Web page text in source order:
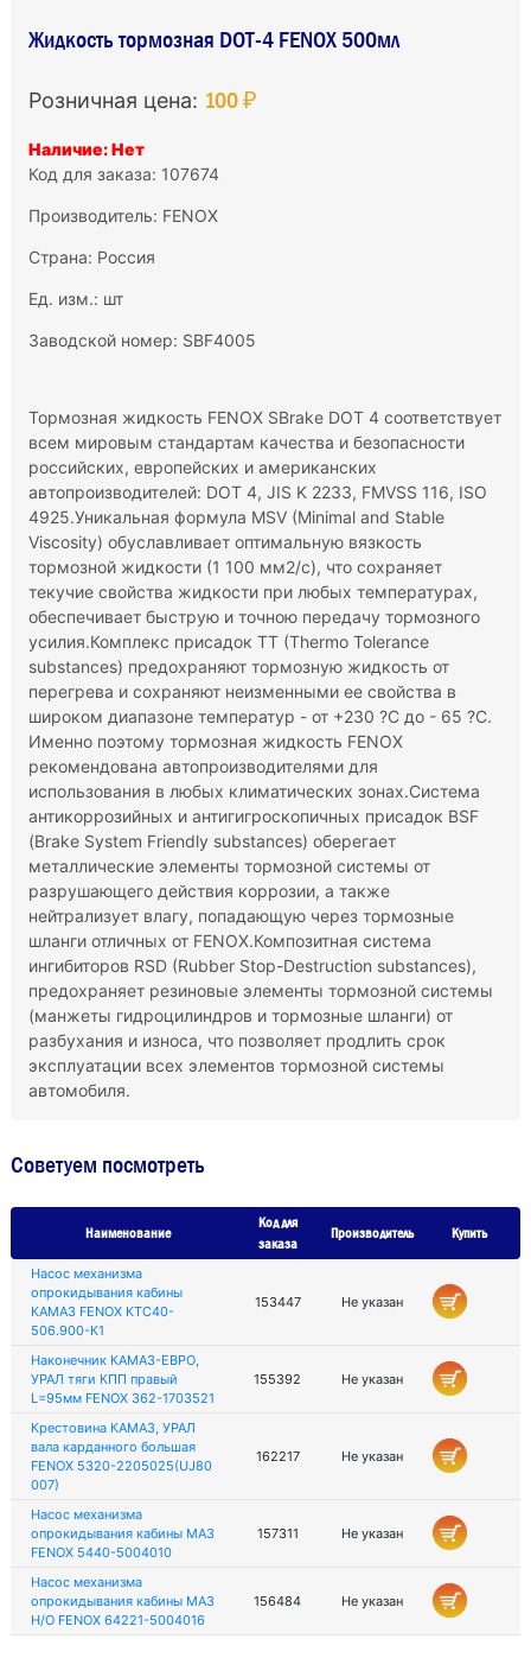
Жидкость тормозная DOT-4 FENOX 500мл
Розничная цена: 100 ₽
Наличие: Нет
Код для заказа: 107674
Производитель: FENOX
Страна: Россия
Ед. изм.: шт
Заводской номер: SBF4005
Тормозная жидкость FENOX SBrake DOT 4 соответствует
всем мировым стандартам качества и безопасности
российских, европейских и американских
автопроизводителей: DOT 4, JIS K 2233, FMVSS 116, ISO
4925.Уникальная формула MSV (Minimal and Stable
Viscosity) обуславливает оптимальную вязкость
тормозной жидкости (1 100 мм2/с), что сохраняет
текучие свойства жидкости при любых температурах,
обеспечивает быструю и точною передачу тормозного
усилия.Комплекс присадок TT (Thermo Tolerance
substances) предохраняют тормозную жидкость от
перегрева и сохраняют неизменными ее свойства в
широком диапазоне температур - от +230 ?С до - 65 ?С.
Именно поэтому тормозная жидкость FENOX
рекомендована автопроизводителями для
использования в любых климатических зонах.Система
антикоррозийных и антигигроскопичных присадок BSF
(Brake System Friendly substances) оберегает
металлические элементы тормозной системы от
разрушающего действия коррозии, а также
нейтрализует влагу, попадающую через тормозные
шланги отличных от FENOX.Композитная система
ингибиторов RSD (Rubber Stop-Destruction substances),
предохраняет резиновые элементы тормозной системы
(манжеты гидроцилиндров и тормозные шланги) от
разбухания и износа, что позволяет продлить срок
эксплуатации всех элементов тормозной системы
автомобиля.
Советуем посмотреть
Наименование
Код для
заказа
Производитель Купить
Насос механизма
опрокидывания кабины
КАМАЗ FENOX КТС40-
506.900-К1
153447 Не указан
Наконечник КАМАЗ-ЕВРО,
УРАЛ тяги КПП правый
L=95мм FENOX 362-1703521
155392 Не указан
Крестовина КАМАЗ, УРАЛ
вала карданного большая
FENOX 5320-2205025(UJ80
007)
162217 Не указан
Насос механизма
опрокидывания кабины МАЗ
FENOX 5440-5004010
157311 Не указан
Насос механизма
опрокидывания кабины МАЗ
Н/О FENOX 64221-5004016
156484 Не указан